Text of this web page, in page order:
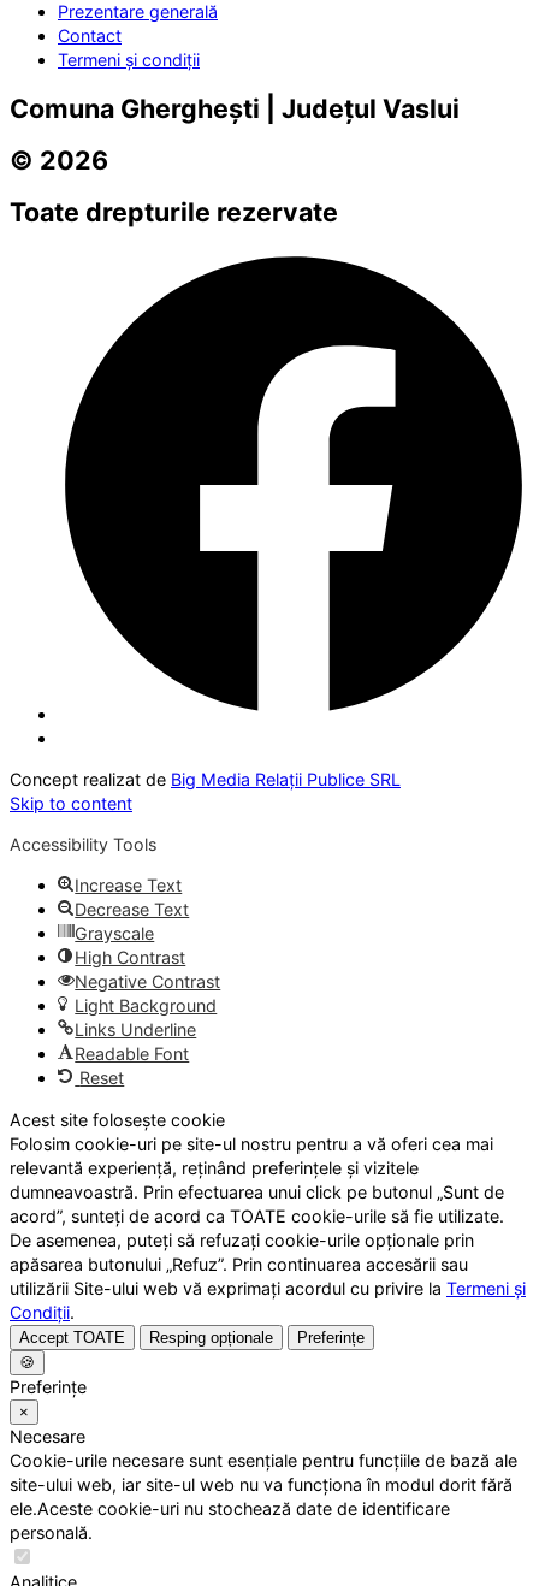
Prezentare generală
Contact
Termeni și condiții
Comuna Gherghești | Județul Vaslui
© 2026
Toate drepturile rezervate
Concept realizat de Big Media Relații Publice SRL
Skip to content
Accessibility Tools
Increase Text
Decrease Text
Grayscale
High Contrast
Negative Contrast
Light Background
Links Underline
Readable Font
Reset
Acest site folosește cookie
Folosim cookie-uri pe site-ul nostru pentru a vă oferi cea mai
relevantă experiență, reținând preferințele și vizitele
dumneavoastră. Prin efectuarea unui click pe butonul „Sunt de
acord”, sunteți de acord ca TOATE cookie-urile să fie utilizate.
De asemenea, puteți să refuzați cookie-urile opționale prin
apăsarea butonului „Refuz”. Prin continuarea accesării sau
utilizării Site-ului web vă exprimați acordul cu privire la Termeni și
Condiții.
Accept TOATE Resping opționale
Preferințe
🍪
Preferințe
×
Necesare
Cookie-urile necesare sunt esențiale pentru funcțiile de bază ale
site-ului web, iar site-ul web nu va funcționa în modul dorit fără
ele.Aceste cookie-uri nu stochează date de identificare
personală.
Analitice